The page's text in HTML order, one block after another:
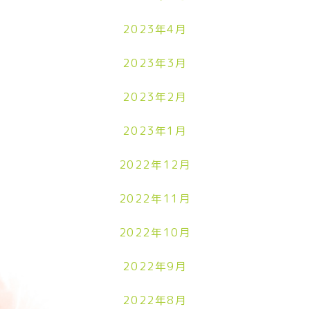
2023年4月
2023年3月
2023年2月
2023年1月
2022年12月
2022年11月
2022年10月
2022年9月
2022年8月